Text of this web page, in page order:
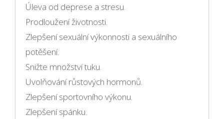
Úleva od deprese a stresu.
Prodloužení životnosti.
Zlepšení sexuální výkonnosti a sexuálního
potěšení.
Snižte množství tuku.
Uvolňování růstových hormonů.
Zlepšení sportovního výkonu.
Zlepšení spánku.